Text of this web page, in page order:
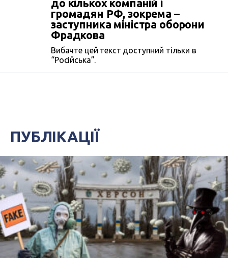
до кількох компаній і
громадян РФ, зокрема –
заступника міністра оборони
Фрадкова
Вибачте цей текст доступний тільки в
“Російська”.
ПУБЛІКАЦІЇ